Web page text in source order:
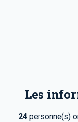
Les
24 personne(s)